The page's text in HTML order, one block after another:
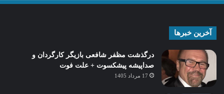
آخرین خبرها
درگذشت مظفر شافعی بازیگر کارگردان و
صداپیشه پیشکسوت + علت فوت
17 مرداد 1405